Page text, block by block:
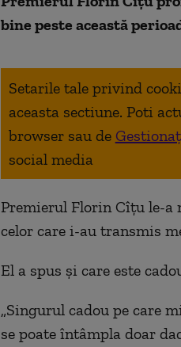
bine peste această
Setarile tale privind
aceasta sectiune. Poti
browser sau de
social media
Premierul Florin Cîțu le-a
celor care i-au transmis
El a spus și care este
„Singurul cadou pe care
se poate întâmpla doar